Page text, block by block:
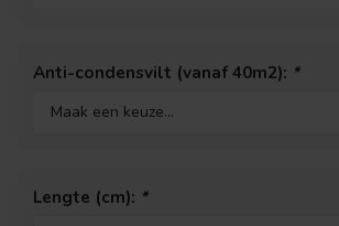
Anti-condensvilt (vanaf 40m2): *
Lengte (cm): *